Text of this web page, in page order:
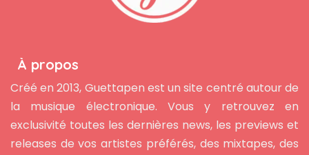
À propos
Créé en 2013, Guettapen est un site centré autour de
la musique électronique. Vous y retrouvez en
exclusivité toutes les dernières news, les previews et
releases de vos artistes préférés, des mixtapes, des